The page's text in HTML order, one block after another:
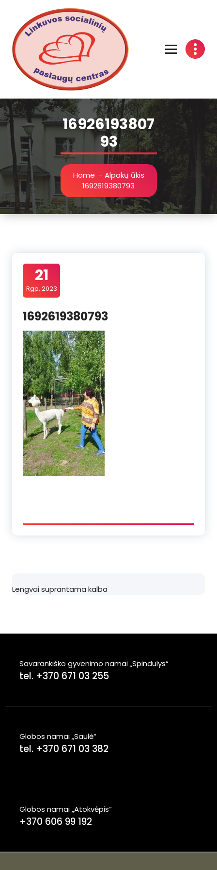
16926193807
93
Home - Alpakų ūkis
1692619380793
21
Rgp, 2023
1692619380793
Lengvai suprantama kalba
Savarankiško gyvenimo namai „Spindulys“
tel. +370 671 03 255
Globos namai „Saulė“
tel. +370 671 03 382
Globos namai „Atokvėpis“
+370 606 99 192